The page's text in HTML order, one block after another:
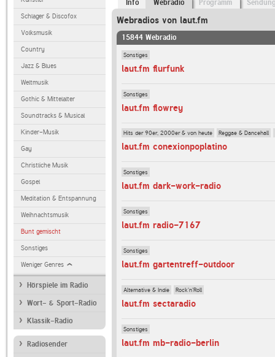
Schlager & Discofox
Volksmusik
Country
Jazz & Blues
Weltmusik
Gothic & Mittelalter
Soundtracks & Musical
Kinder-Musik
Gay
Christliche Musik
Gospel
Meditation & Entspannung
Weihnachtsmusik
Bunt gemischt
Sonstiges
Weniger Genres
Hörspiele im Radio
Wort- & Sport-Radio
Klassik-Radio
Radiosender
Info Webradio Programm
Webradios von laut.fm
15844 Webradio
Sonstiges
laut.fm flurfunk
Sonstiges
laut.fm flowrey
Hits der 90er, 2000er & von heute Reggae & Dancehall
laut.fm conexionpoplatino
Sonstiges
laut.fm dark-work-radio
Sonstiges
laut.fm radio-7167
Sonstiges
laut.fm gartentreff-outdoor
Alternative & Indie Rock'n'Roll
laut.fm sectaradio
Sonstiges
laut.fm mb-radio-berlin